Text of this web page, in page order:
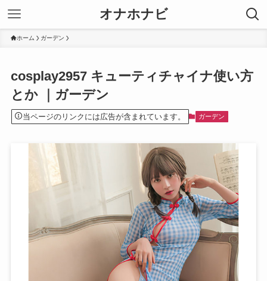
オナホナビ
ホーム ガーデン
cosplay2957 キューティチャイナ使い方
とか ｜ガーデン
当ページのリンクには広告が含まれています。 ガーデン